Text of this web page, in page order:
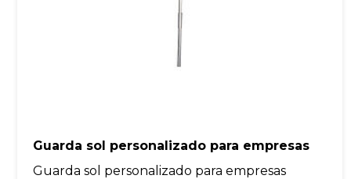
Guarda sol personalizado para empresas
Guarda sol personalizado para empresas